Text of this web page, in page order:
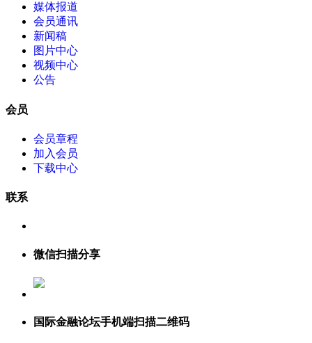
媒体报道
会员通讯
新闻稿
图片中心
视频中心
公告
会员
会员章程
加入会员
下载中心
联系
微信扫描分享
国际金融论坛手机端扫描二维码